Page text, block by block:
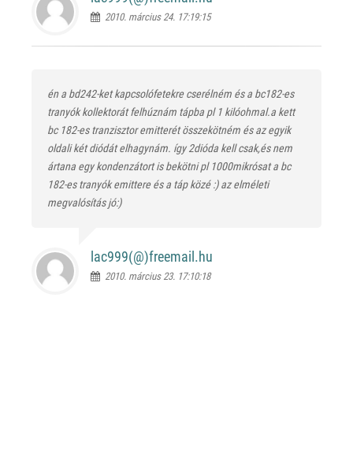
2010. március 24. 17:19:15
én a bd242-ket kapcsolófetekre cserélném és a bc182-es
tranyók kollektorát felhúznám tápba pl 1 kilóohmal.a kett
bc 182-es tranzisztor emitterét összekötném és az egyik
oldali két diódát elhagynám. így 2dióda kell csak,és nem
ártana egy kondenzátort is bekötni pl 1000mikrósat a bc
182-es tranyók emittere és a táp közé :) az elméleti
megvalósítás jó:)
lac999(@)freemail.hu
2010. március 23. 17:10:18